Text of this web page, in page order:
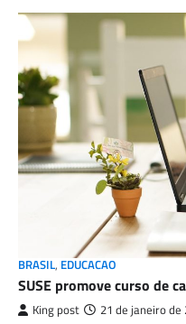
BRASIL, EDUCACAO
SUSE promove curso de
King post 21 de janeiro de